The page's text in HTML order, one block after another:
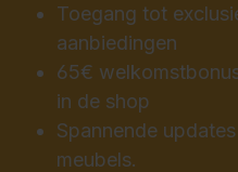
Toegang tot
aanbiedingen
65€
in de shop
Spannende
meubels.